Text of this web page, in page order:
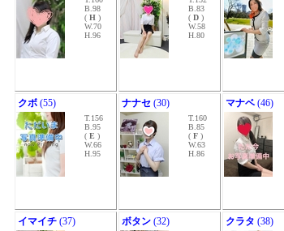
B.98
( H )
W.70
H.96
B.83
( D )
W.58
H.80
クボ (55)
T.156
B.95
( E )
W.66
H.95
ナナセ (30)
T.160
B.85
( F )
W.63
H.86
マナベ (46)
イマイチ (37) ボタン (32) クラタ (38)